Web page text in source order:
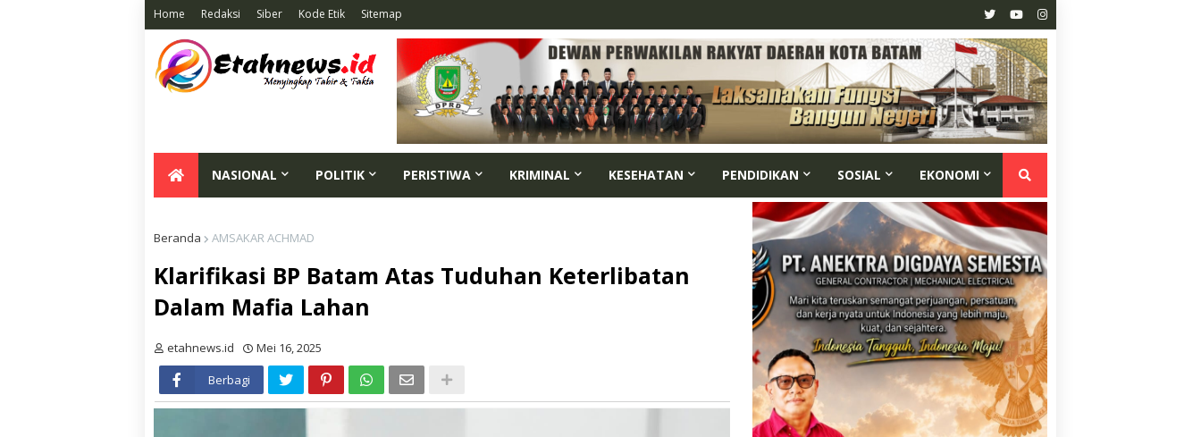
Home Redaksi Siber Kode Etik Sitemap
NASIONAL POLITIK PERISTIWA KRIMINAL KESEHATAN PENDIDIKAN SOSIAL EKONOMI
Beranda AMSAKAR ACHMAD
Klarifikasi BP Batam Atas Tuduhan Keterlibatan
Dalam Mafia Lahan
etahnews.id
Mei 16, 2025
Berbagi